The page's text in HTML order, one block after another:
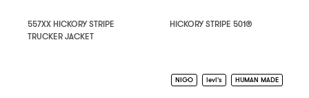
557XX HICKORY STRIPE
TRUCKER JACKET
HICKORY STRIPE 501®
NIGO levi's HUMAN MADE